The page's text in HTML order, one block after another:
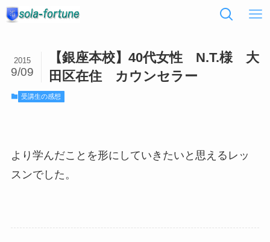
【銀座本校】40代女性 N.T.様 大
田区在住 カウンセラー
2015
9/09
受講生の感想
より学んだことを形にしていきたいと思えるレッ
スンでした。